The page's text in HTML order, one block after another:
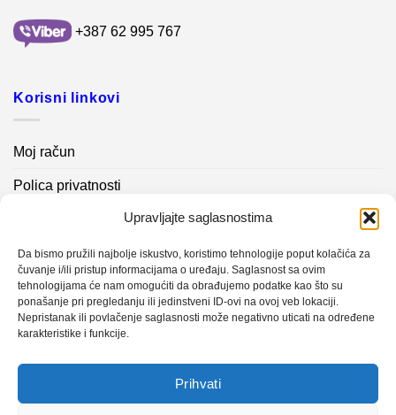
Upravljajte saglasnostima
Da bismo pružili najbolje iskustvo, koristimo tehnologije poput kolačića za
čuvanje i/ili pristup informacijama o uređaju. Saglasnost sa ovim
tehnologijama će nam omogućiti da obrađujemo podatke kao što su
ponašanje pri pregledanju ili jedinstveni ID-ovi na ovoj veb lokaciji.
Nepristanak ili povlačenje saglasnosti može negativno uticati na određene
karakteristike i funkcije.
Prihvati
+387 62 995 767
Korisni linkovi
Moj račun
Polica privatnosti
Kontakt info
Novosti
Sistem mjerenja vibracija – papir mašina 4